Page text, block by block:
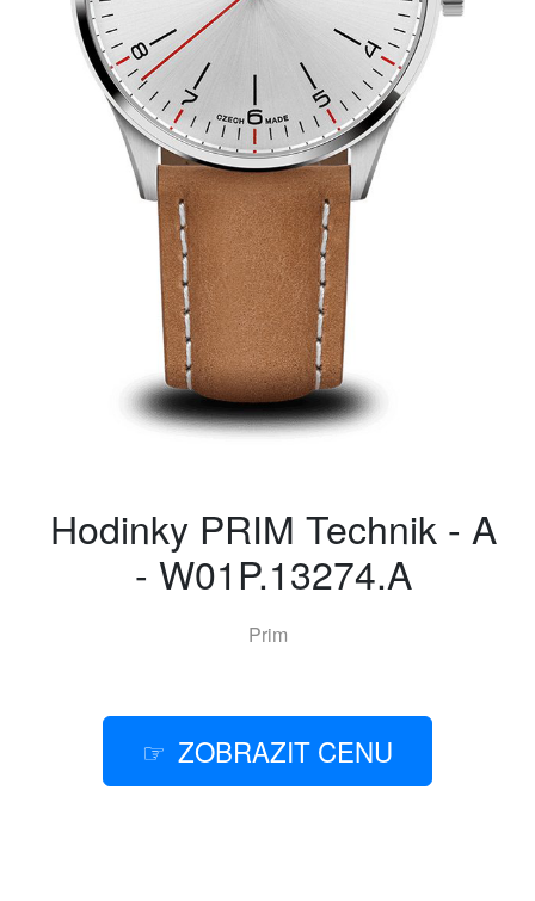
Hodinky PRIM Technik - A
- W01P.13274.A
Prim
ZOBRAZIT CENU